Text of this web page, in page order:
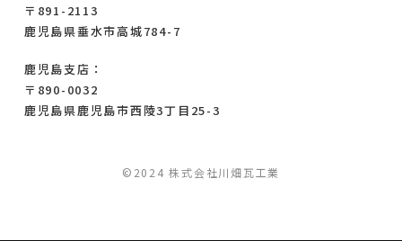
〒891-2113
鹿児島県垂水市高城784-7
鹿児島支店：
〒890-0032
鹿児島県鹿児島市西陵3丁目25-3
©2024 株式会社川畑瓦工業